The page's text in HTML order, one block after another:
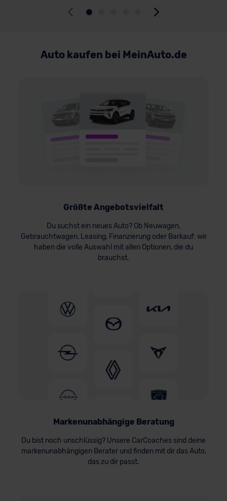
Auto kaufen bei MeinAuto.de
Größte Angebotsvielfalt
Du suchst ein neues Auto? Ob Neuwagen,
Gebrauchtwagen, Leasing, Finanzierung oder Barkauf: wir
haben die volle Auswahl mit allen Optionen, die du
brauchst.
Markenunabhängige Beratung
Du bist noch unschlüssig? Unsere CarCoaches sind deine
markenunabhängigen Berater und finden mit dir das Auto,
das zu dir passt.